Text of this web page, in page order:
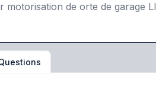
motorisation de orte de garage